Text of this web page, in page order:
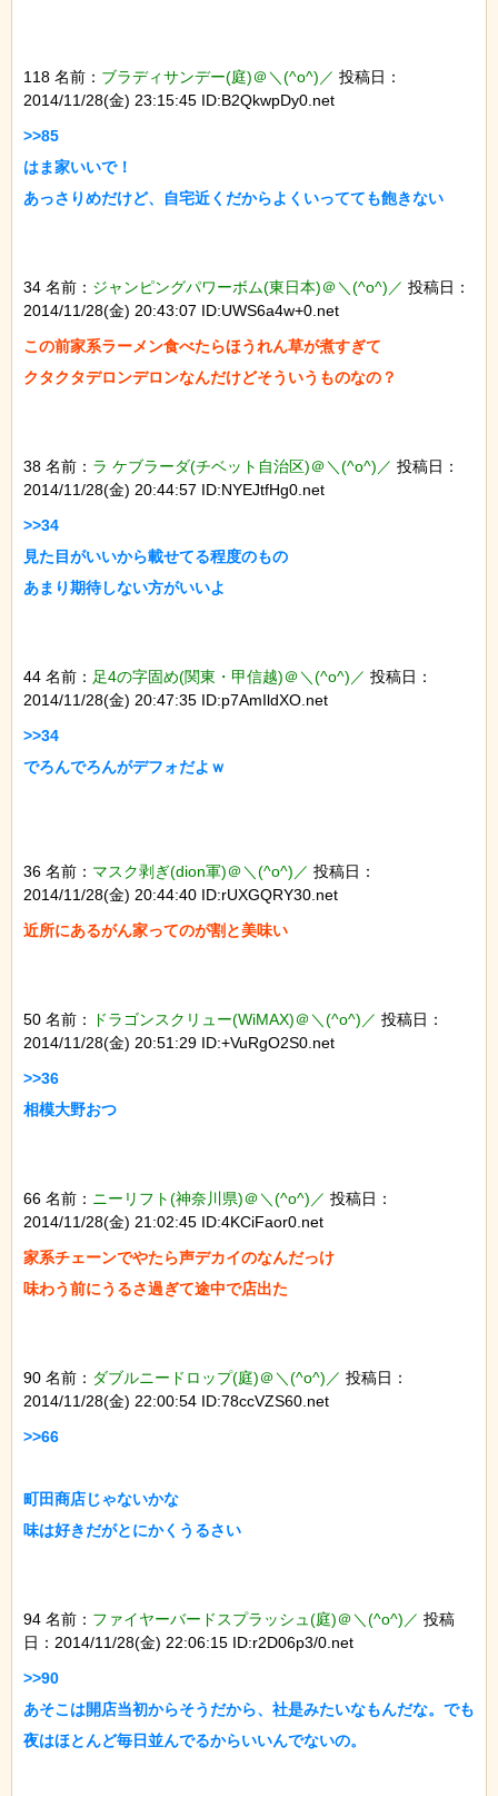
118 名前： ブラディサンデー(庭)＠＼(^o^)／ 投稿日：
2014/11/28(金) 23:15:45 ID:B2QkwpDy0.net
>>85
はま家いいで！
34 名前： ジャンピングパワーボム(東日本)＠＼(^o^)／ 投稿日：
2014/11/28(金) 20:43:07 ID:UWS6a4w+0.net
この前家系ラーメン食べたらほうれん草が煮すぎて
38 名前： ラ ケブラーダ(チベット自治区)＠＼(^o^)／ 投稿日：
2014/11/28(金) 20:44:57 ID:NYEJtfHg0.net
>>34
見た目がいいから載せてる程度のもの
44 名前： 足4の字固め(関東・甲信越)＠＼(^o^)／ 投稿日：
2014/11/28(金) 20:47:35 ID:p7AmIldXO.net
>>34
36 名前： マスク剥ぎ(dion軍)＠＼(^o^)／ 投稿日：
2014/11/28(金) 20:44:40 ID:rUXGQRY30.net
50 名前： ドラゴンスクリュー(WiMAX)＠＼(^o^)／ 投稿日：
2014/11/28(金) 20:51:29 ID:+VuRgO2S0.net
>>36
66 名前： ニーリフト(神奈川県)＠＼(^o^)／ 投稿日：
2014/11/28(金) 21:02:45 ID:4KCiFaor0.net
家系チェーンでやたら声デカイのなんだっけ
90 名前： ダブルニードロップ(庭)＠＼(^o^)／ 投稿日：
2014/11/28(金) 22:00:54 ID:78ccVZS60.net
>>66
町田商店じゃないかな
94 名前： ファイヤーバードスプラッシュ(庭)＠＼(^o^)／ 投稿
日：2014/11/28(金) 22:06:15 ID:r2D06p3/0.net
>>90
あそこは開店当初からそうだから、社是みたいなもんだな。でも